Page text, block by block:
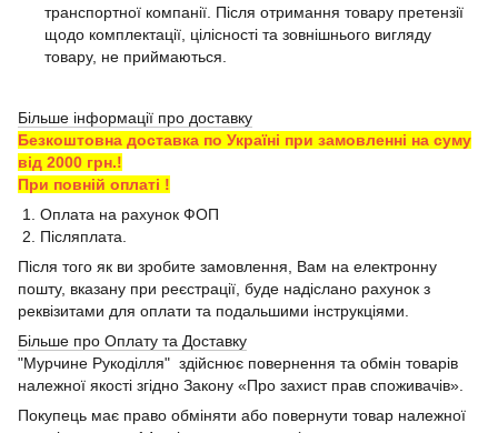
транспортної компанії. Після отримання товару претензії
щодо комплектації, цілісності та зовнішнього вигляду
товару, не приймаються.
Більше інформації про доставку
Безкоштовна доставка по Україні при замовленні на суму
від 2000 грн.!
При повній оплаті !
1. Оплата на рахунок ФОП
2. Післяплата.
Після того як ви зробите замовлення, Вам на електронну
пошту, вказану при реєстрації, буде надіслано рахунок з
реквізитами для оплати та подальшими інструкціями.
Більше про Оплату та Доставку
"Мурчине Рукоділля" здійснює повернення та обмін товарів
належної якості згідно Закону «Про захист прав споживачів».
Покупець має право обміняти або повернути товар належної